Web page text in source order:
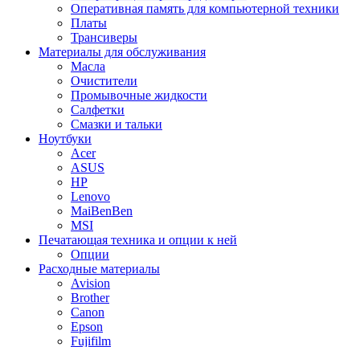
Оперативная память для компьютерной техники
Платы
Трансиверы
Материалы для обслуживания
Масла
Очистители
Промывочные жидкости
Салфетки
Смазки и тальки
Ноутбуки
Acer
ASUS
HP
Lenovo
MaiBenBen
MSI
Печатающая техника и опции к ней
Опции
Расходные материалы
Avision
Brother
Canon
Epson
Fujifilm